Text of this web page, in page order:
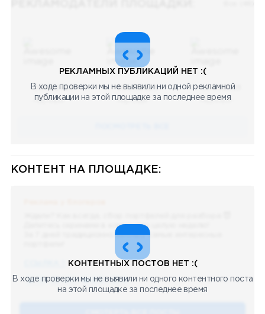
08.05.2023
Научный
08.05.2023
Научный
08.05.2023
Научный
РЕКЛАМНЫХ ПУБЛИКАЦИЙ НЕТ :(
В ходе проверки мы не выявили ни одной рекламной
публикации на этой площадке за последнее время
КОНТЕНТ НА ПЛОЩАДКЕ:
Делитесь скринами в комментах целую неделю!
За 7 дней традиционно выберу самые интересные
🔥 75 👍🏻 487 ❤️ 875 🥴 19 12.4k 12:45
КОНТЕНТНЫХ ПОСТОВ НЕТ :(
В ходе проверки мы не выявили ни одного контентного поста
на этой площадке за последнее время